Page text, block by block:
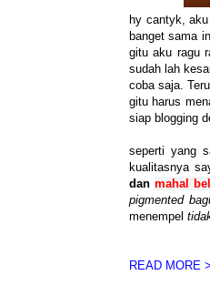
hy cantyk,
banget sama
gitu aku ragu
sudah lah
coba saja.
gitu harus
siap blogging
seperti yang
kualitasnya
dan mahal
pigmented
menempel
READ MORE